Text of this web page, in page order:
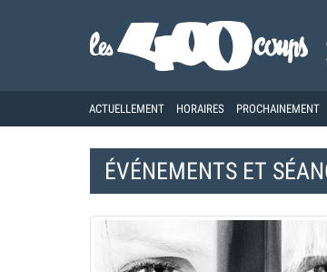
ACTUELLEMENT HORAIRES PROCHAINEMENT
ÉVÉNEMENTS ET